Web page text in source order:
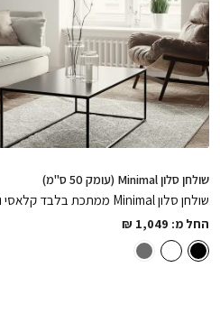
שולחן סלון Minimal (עומק 50 ס"מ)
שולחן סלון Minimal ממתכת בלבד קלאסי ועדין במגוון צבעים לבחירה
החל מ: ₪ 1,049